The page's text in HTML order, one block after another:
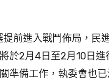
前進入戰鬥佈局，民
於2月4日至2月10日
準備工作，執委會也